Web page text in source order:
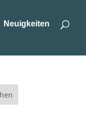
Neuigkeiten